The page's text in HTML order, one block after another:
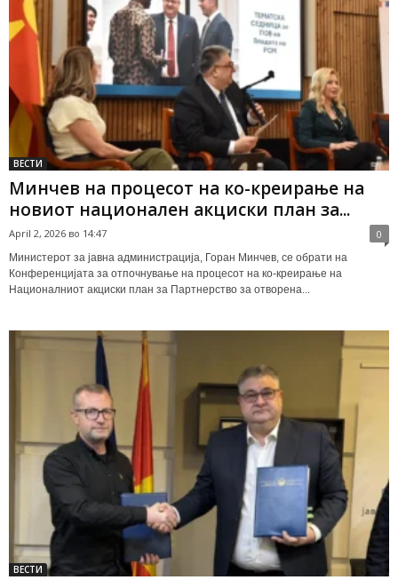
ВЕСТИ
Минчев на процесот на ко-креирање на
новиот национален акциски план за...
April 2, 2026 во 14:47 0
Министерот за јавна администрација, Горан Минчев, се обрати на
Конференцијата за отпочнување на процесот на ко-креирање на
Националниот акциски план за Партнерство за отворена...
ВЕСТИ